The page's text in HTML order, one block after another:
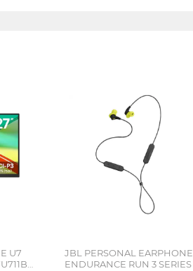
U7
JBL PERSONAL EARPHONE
ENDURANCE RUN 3 SERIES